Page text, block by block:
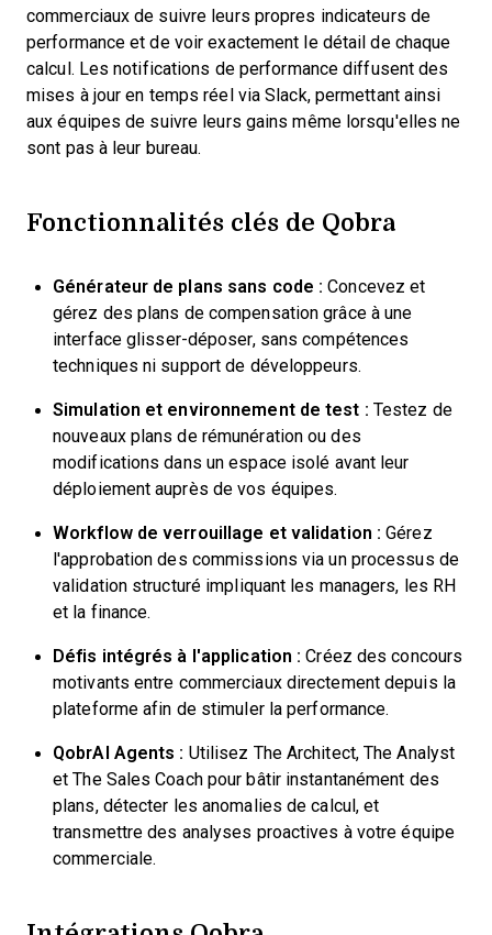
commerciaux de suivre leurs propres indicateurs de
performance et de voir exactement le détail de chaque
calcul. Les notifications de performance diffusent des
mises à jour en temps réel via Slack, permettant ainsi
aux équipes de suivre leurs gains même lorsqu'elles ne
sont pas à leur bureau.
Fonctionnalités clés de Qobra
Générateur de plans sans code : Concevez et
gérez des plans de compensation grâce à une
interface glisser-déposer, sans compétences
techniques ni support de développeurs.
Simulation et environnement de test : Testez de
nouveaux plans de rémunération ou des
modifications dans un espace isolé avant leur
déploiement auprès de vos équipes.
Workflow de verrouillage et validation : Gérez
l'approbation des commissions via un processus de
validation structuré impliquant les managers, les RH
et la finance.
Défis intégrés à l'application : Créez des concours
motivants entre commerciaux directement depuis la
plateforme afin de stimuler la performance.
QobrAI Agents : Utilisez The Architect, The Analyst
et The Sales Coach pour bâtir instantanément des
plans, détecter les anomalies de calcul, et
transmettre des analyses proactives à votre équipe
commerciale.